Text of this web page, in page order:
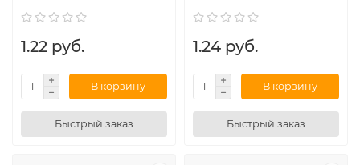
1.22 руб.
В корзину
Быстрый заказ
1.24 руб.
В корзину
Быстрый заказ